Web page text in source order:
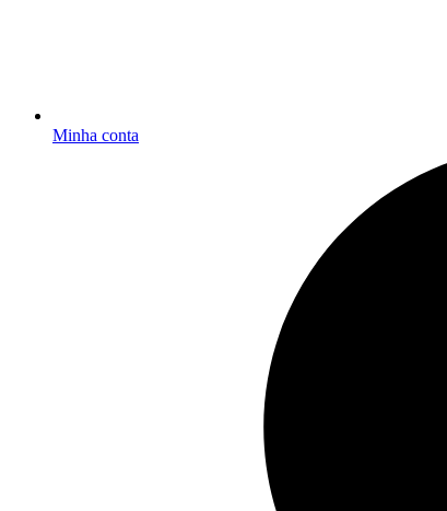
Minha conta